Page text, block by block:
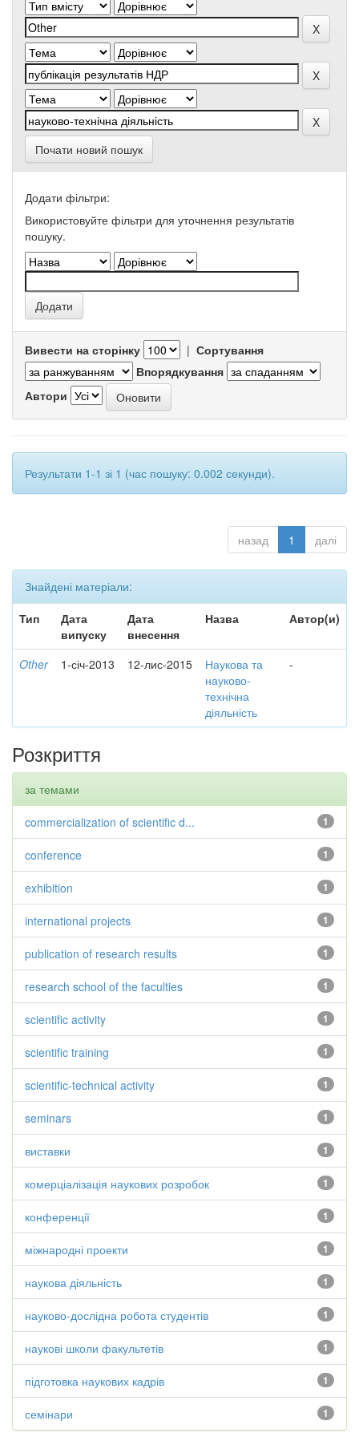
Почати новий пошук
Додати фільтри:
Використовуйте фільтри для уточнення результатів
пошуку.
Вивести на сторінку | Сортування
Впорядкування
Автори
Результати 1-1 зі 1 (час пошуку: 0.002 секунди).
назад 1 далі
Знайдені матеріали:
Тип
Дата
випуску
Дата
внесення
Назва Автор(и)
Other 1-січ-2013 12-лис-2015
Наукова та
науково-
технічна
діяльність
-
Розкриття
за темами
1
commercialization of scientific d...
1
conference
1
exhibition
1
international projects
1
publication of research results
1
research school of the faculties
1
scientific activity
1
scientific training
1
scientific-technical activity
1
seminars
1
виставки
1
комерціалізація наукових розробок
1
конференції
1
міжнародні проекти
1
наукова діяльність
1
науково-дослідна робота студентів
1
наукові школи факультетів
1
підготовка наукових кадрів
1
семінари